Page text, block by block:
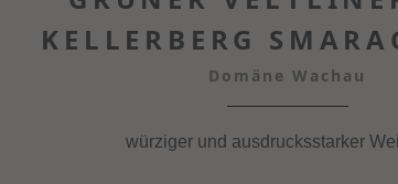
KELLERBERG
Domäne Wachau
würziger und ausdrucksstarker